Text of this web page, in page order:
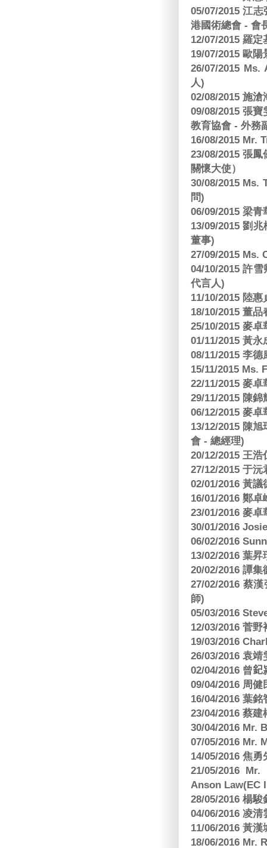
05/07/2015 江
港國術總會 - 會
12/07/2015 羅
19/07/2015 歐
26/07/2015
人)
02/08/2015 施
09/08/2015 張
教育協會 - 外務
16/08/2015 Mr.
23/08/2015 張
關懷大使）
30/08/2015 Ms.
問)
06/09/2015 梁
13/09/2015 劉
董事)
27/09/2015 Ms.
04/10/2015 許
代言人)
11/10/2015 陸
18/10/2015 董
25/10/2015 麥
01/11/2015 黃
08/11/2015 李
15/11/2015 Ms.
22/11/2015 麥
29/11/2015 陳
06/12/2015 麥
13/12/2015 陳
會 - 總經理)
20/12/2015 王
27/12/2015 于
02/01/2016 黃
16/01/2016 鄭
23/01/2016 麥
30/01/2016
06/02/2016
13/02/2016 葉
20/02/2016 譚
27/02/2016 蔡
師)
05/03/2016
12/03/2016 菅
19/03/2016
26/03/2016 袁
02/04/2016 曾
09/04/2016 周
16/04/2016 葉
23/04/2016 蔡
30/04/2016 Mr.
07/05/2016 Mr.
14/05/2016 焦
21/05/2016
Anson Law(EC
28/05/2016 楊
04/06/2016 凌
11/06/2016 黃
18/06/2016 Mr.